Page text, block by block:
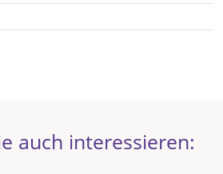
auch interessieren: